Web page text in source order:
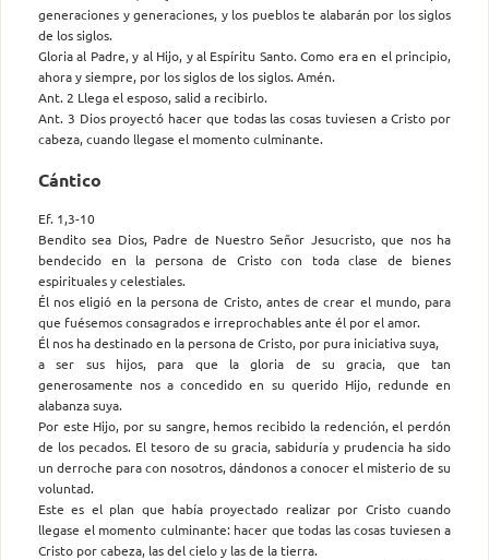
generaciones y generaciones, y los pueblos te alabarán por los siglos
de los siglos.
Gloria al Padre, y al Hijo, y al Espíritu Santo. Como era en el principio,
ahora y siempre, por los siglos de los siglos. Amén.
Ant. 2 Llega el esposo, salid a recibirlo.
Ant. 3 Dios proyectó hacer que todas las cosas tuviesen a Cristo por
cabeza, cuando llegase el momento culminante.
Cántico
Ef. 1,3-10
Bendito sea Dios, Padre de Nuestro Señor Jesucristo, que nos ha
bendecido en la persona de Cristo con toda clase de bienes
espirituales y celestiales.
Él nos eligió en la persona de Cristo, antes de crear el mundo, para
que fuésemos consagrados e irreprochables ante él por el amor.
Él nos ha destinado en la persona de Cristo, por pura iniciativa suya,
a ser sus hijos, para que la gloria de su gracia, que tan
generosamente nos a concedido en su querido Hijo, redunde en
alabanza suya.
Por este Hijo, por su sangre, hemos recibido la redención, el perdón
de los pecados. El tesoro de su gracia, sabiduría y prudencia ha sido
un derroche para con nosotros, dándonos a conocer el misterio de su
voluntad.
Este es el plan que había proyectado realizar por Cristo cuando
llegase el momento culminante: hacer que todas las cosas tuviesen a
Cristo por cabeza, las del cielo y las de la tierra.